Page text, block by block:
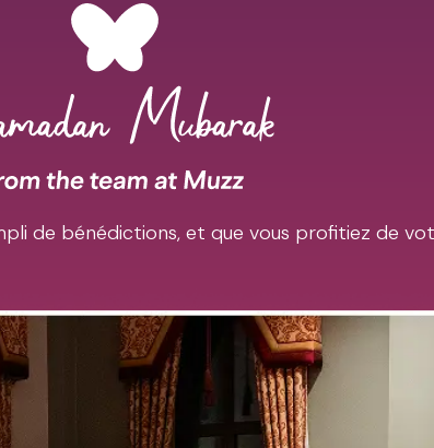
de bénédictions, et que vous profitiez de